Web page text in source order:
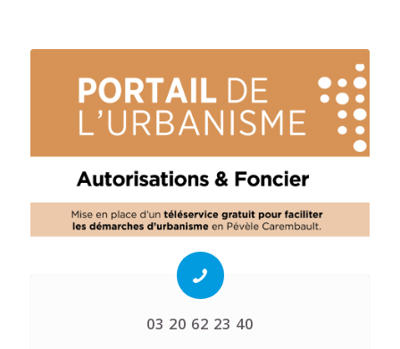
03 20 62 23 40